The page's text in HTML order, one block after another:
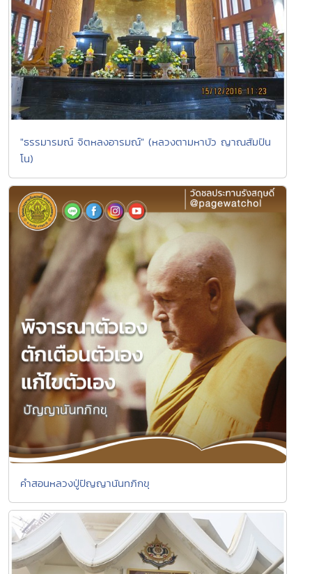
"ธรรมารมณ์ จิตหลงอารมณ์" (หลวงตามหาบัว ญาณสัมปัน
โน)
คำสอนหลวงปู่ปัญญานันทภิกขุ